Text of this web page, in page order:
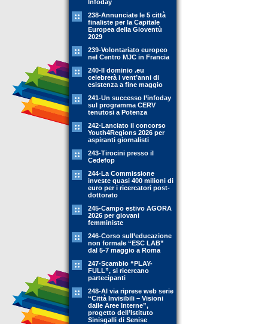
Infoday
238-Annunciate le 5 città
finaliste per la Capitale
Europea della Gioventù
2029
239-Volontariato europeo
nel Centro MJC in Francia
240-Il dominio .eu
celebrerà i vent’anni di
esistenza a fine maggio
241-Un successo l’infoday
sul programma CERV
tenutosi a Potenza
242-Lanciato il concorso
Youth4Regions 2026 per
aspiranti giornalisti
243-Tirocini presso il
Cedefop
244-La Commissione
investe quasi 400 milioni di
euro per i ricercatori post-
dottorato
245-Campo estivo AGORA
2026 per giovani
femministe
246-Corso sull’educazione
non formale “ESC LAB”
dal 5-7 maggio a Roma
247-Scambio “PLAY-
FULL”, si ricercano
partecipanti
248-Al via riprese web serie
“Città Invisibili – Visioni
dalle Aree Interne”,
progetto dell’Istituto
Sinisgalli di Senise